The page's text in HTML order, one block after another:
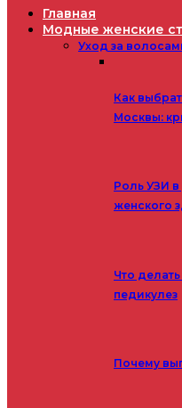
Главная
Модные женские
Уход за
Как
Москвы:
Роль УЗИ
женского
Что
педикулез
Почему